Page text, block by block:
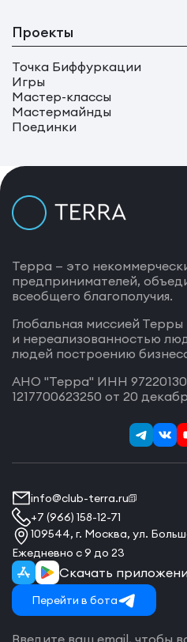
Проекты
Точка Биффуркации
Игры
Мастер-классы
Мастермайнды
Поединки
Терра — это
предпринимателей,
всеобщего благополучия.
Глобальная миссией
и нереализованностью
людей построению
АНО "Терра" ИНН
1217700623250 от 20
info@club-terra.ru
+7 (966) 158-12-71
109544, г. Москва, ул.
Ежедневно с 9 до 23
Скачать
Перейти в бота
Введите ваш email, чтобы